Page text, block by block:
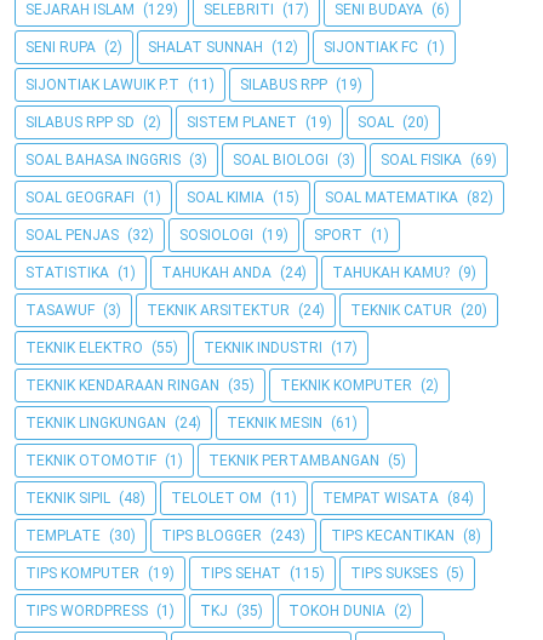
SEJARAH ISLAM (129) SELEBRITI (17) SENI BUDAYA (6)
SENI RUPA (2) SHALAT SUNNAH (12) SIJONTIAK FC (1)
SIJONTIAK LAWUIK P.T (11) SILABUS RPP (19)
SILABUS RPP SD (2) SISTEM PLANET (19) SOAL (20)
SOAL BAHASA INGGRIS (3) SOAL BIOLOGI (3) SOAL FISIKA (69)
SOAL GEOGRAFI (1) SOAL KIMIA (15) SOAL MATEMATIKA (82)
SOAL PENJAS (32) SOSIOLOGI (19) SPORT (1)
STATISTIKA (1) TAHUKAH ANDA (24) TAHUKAH KAMU? (9)
TASAWUF (3) TEKNIK ARSITEKTUR (24) TEKNIK CATUR (20)
TEKNIK ELEKTRO (55) TEKNIK INDUSTRI (17)
TEKNIK KENDARAAN RINGAN (35) TEKNIK KOMPUTER (2)
TEKNIK LINGKUNGAN (24) TEKNIK MESIN (61)
TEKNIK OTOMOTIF (1) TEKNIK PERTAMBANGAN (5)
TEKNIK SIPIL (48) TELOLET OM (11) TEMPAT WISATA (84)
TEMPLATE (30) TIPS BLOGGER (243) TIPS KECANTIKAN (8)
TIPS KOMPUTER (19) TIPS SEHAT (115) TIPS SUKSES (5)
TIPS WORDPRESS (1) TKJ (35) TOKOH DUNIA (2)